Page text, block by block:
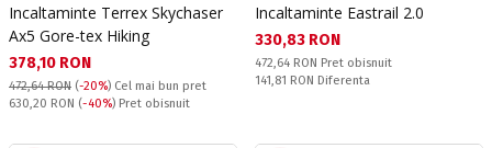
Incaltaminte Terrex Skychaser
Ax5 Gore-tex Hiking
Текуща цена:
378,10 RON
472,64 RON (-20%) Cel mai bun pret
Pret obisnuit:
630,20 RON (-40%) Pret obisnuit
Incaltaminte Eastrail 2.0
Текуща цена:
330,83 RON
Pret obisnuit:
472,64 RON Pret obisnuit
Спестявате:
141,81 RON Diferenta